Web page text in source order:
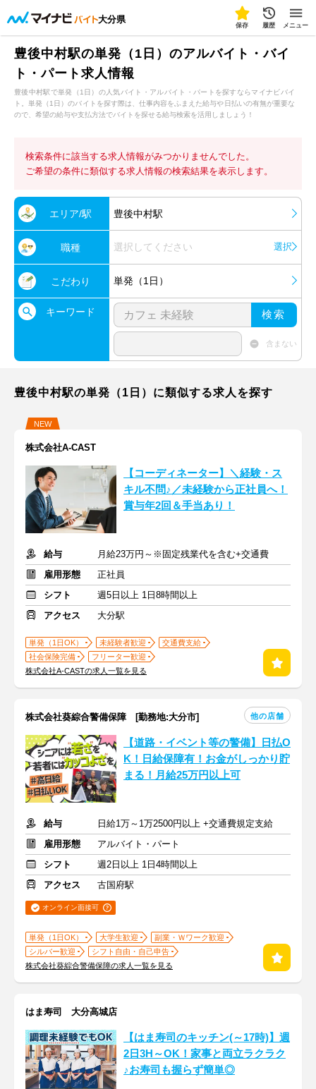
大分県
保存 履歴 メニュー
豊後中村駅の単発（1日）のアルバイト・バイ
ト・パート求人情報
豊後中村駅で単発（1日）の人気バイト・アルバイト・パートを探すならマイナビバイ
ト。単発（1日）のバイトを探す際は、仕事内容をふまえた給与や日払いの有無が重要な
ので、希望の給与や支払方法でバイトを探せる給与検索を活用しましょう！
検索条件に該当する求人情報がみつかりませんでした。
ご希望の条件に類似する求人情報の検索結果を表示します。
エリア/駅 豊後中村駅
職種 選択してください 選択
こだわり 単発（1日）
キーワード 検索
含まない
豊後中村駅の単発（1日）に類似する求人を探す
NEW
株式会社A-CAST
【コーディネーター】＼経験・ス
キル不問♪／未経験から正社員へ！
賞与年2回＆手当あり！
給与
月給23万円～※固定残業代を含む+交通費
雇用形態
正社員
シフト
週5日以上 1日8時間以上
アクセス
大分駅
単発（1日OK） 未経験者歓迎
交通費支給
社会保険完備
フリーター歓迎
株式会社A-CASTの求人一覧を見る
株式会社葵綜合警備保障 [勤務地:大分市] 他の店舗
【道路・イベント等の警備】日払O
K！日給保障有！お金がしっかり貯
まる！月給25万円以上可
給与
日給1万～1万2500円以上 +交通費規定支給
雇用形態
アルバイト・パート
シフト
週2日以上 1日4時間以上
アクセス
古国府駅
オンライン面接可
単発（1日OK） 大学生歓迎
副業・Ｗワーク歓迎
シルバー歓迎
シフト自由・自己申告
株式会社葵綜合警備保障の求人一覧を見る
はま寿司 大分高城店
【はま寿司のキッチン(～17時)】週
2日3H～OK！家事と両立ラクラク
♪お寿司も握らず簡単◎